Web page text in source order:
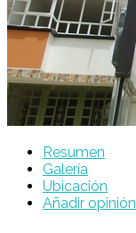
Resumen
Galería
Ubicación
Añadir opinión